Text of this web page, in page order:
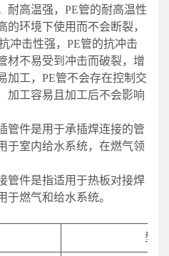
耐高温强，PE管的耐高温性
的环境下使用而不会断裂，
冲击性强，PE管的抗冲击
材不易受到冲击而破裂，增
加工，PE管不会存在控制交
加工容易且加工后不会影响
管件是用于承插焊连接的管
于室内给水系统，在燃气领
管件是指适用于热板对接焊
于燃气和给水系统。
型号